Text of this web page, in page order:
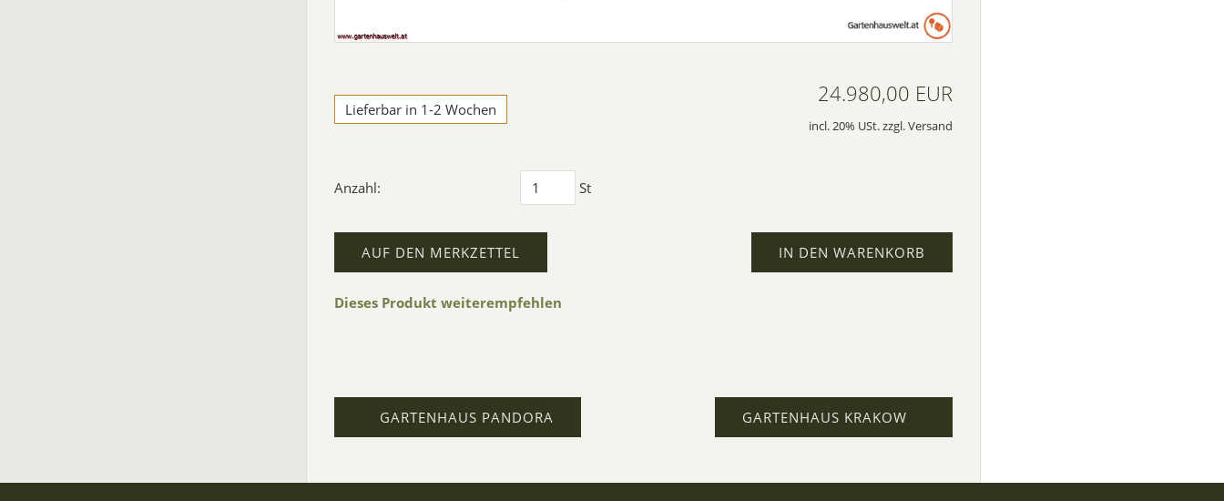
Lieferbar in 1-2 Wochen
24.980,00 EUR
incl. 20% USt. zzgl. Versand
Anzahl: St
IN DEN WARENKORB
AUF DEN MERKZETTEL
Dieses Produkt weiterempfehlen
GARTENHAUS PANDORA GARTENHAUS KRAKOW